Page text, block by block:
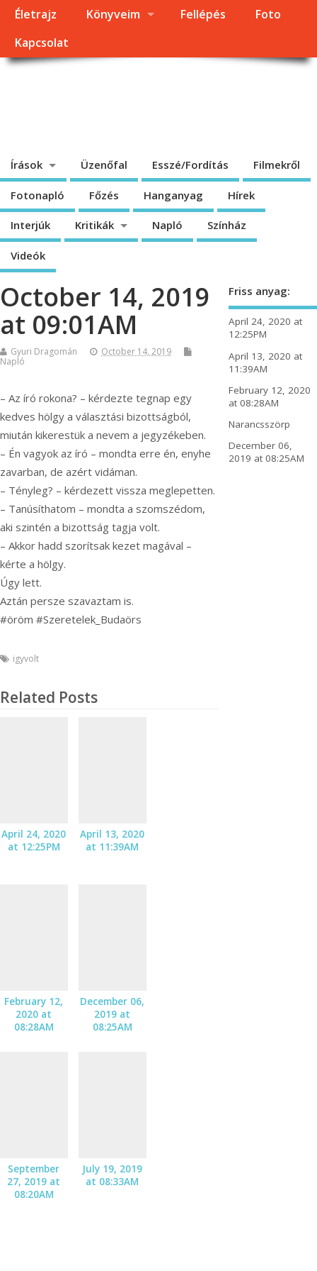
Életrajz Könyveim Fellépés
Foto
Kapcsolat
Írások Üzenőfal Esszé/Fordítás Filmekről
Fotonapló Főzés Hanganyag Hírek
Interjúk Kritikák Napló Színház
Videók
October 14, 2019
at 09:01AM
Gyuri Dragomán
October 14, 2019
Napló
– Az író rokona? – kérdezte tegnap egy
kedves hölgy a választási bizottságból,
miután kikerestük a nevem a jegyzékeben.
– Én vagyok az író – mondta erre én, enyhe
zavarban, de azért vidáman.
– Tényleg? – kérdezett vissza meglepetten.
– Tanúsíthatom – mondta a szomszédom,
aki szintén a bizottság tagja volt.
– Akkor hadd szorítsak kezet magával –
kérte a hölgy.
Úgy lett.
Aztán persze szavaztam is.
#öröm #Szeretelek_Budaörs
igyvolt
Related Posts
April 24, 2020
at 12:25PM
April 13, 2020
at 11:39AM
February 12,
2020 at
08:28AM
December 06,
2019 at
08:25AM
September
27, 2019 at
08:20AM
July 19, 2019
at 08:33AM
Friss anyag:
April 24, 2020 at
12:25PM
April 13, 2020 at
11:39AM
February 12, 2020
at 08:28AM
Narancsszörp
December 06,
2019 at 08:25AM